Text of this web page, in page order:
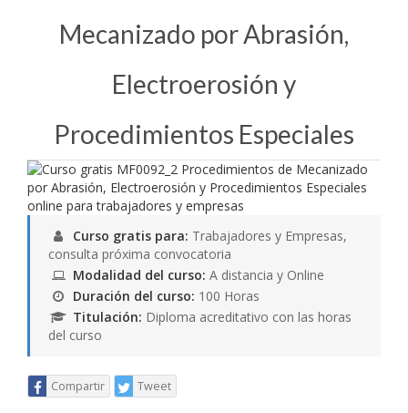
Mecanizado por Abrasión,
Electroerosión y
Procedimientos Especiales
Curso gratis para: Trabajadores y Empresas,
consulta próxima convocatoria
Modalidad del curso: A distancia y Online
Duración del curso: 100 Horas
Titulación: Diploma acreditativo con las horas
del curso
Compartir Tweet